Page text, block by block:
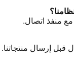
قبل إرسال